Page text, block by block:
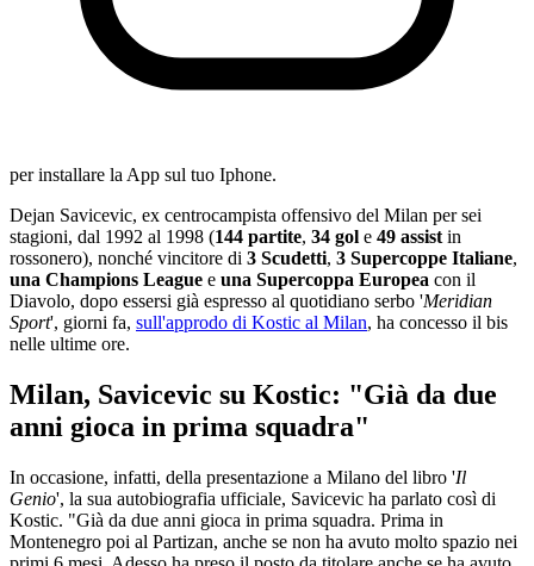
per installare la App sul tuo Iphone.
Dejan Savicevic, ex centrocampista offensivo del Milan per sei
stagioni, dal 1992 al 1998 (144 partite, 34 gol e 49 assist in
rossonero), nonché vincitore di 3 Scudetti, 3 Supercoppe Italiane,
una Champions League e una Supercoppa Europea con il
Diavolo, dopo essersi già espresso al quotidiano serbo 'Meridian
Sport', giorni fa, sull'approdo di Kostic al Milan, ha concesso il bis
nelle ultime ore.
Milan, Savicevic su Kostic: "Già da due
anni gioca in prima squadra"
In occasione, infatti, della presentazione a Milano del libro 'Il
Genio', la sua autobiografia ufficiale, Savicevic ha parlato così di
Kostic. "Già da due anni gioca in prima squadra. Prima in
Montenegro poi al Partizan, anche se non ha avuto molto spazio nei